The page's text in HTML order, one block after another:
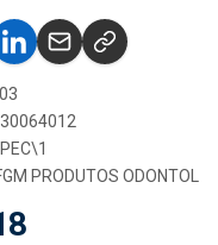
PRODUTOS ODONTOL